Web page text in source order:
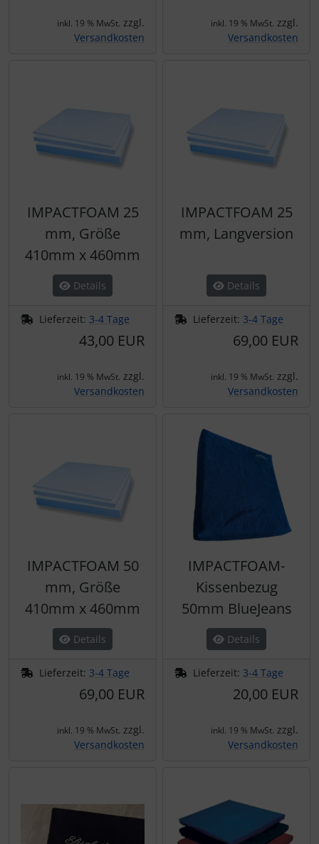
inkl. 19 % MwSt. zzgl.
Versandkosten
inkl. 19 % MwSt. zzgl.
Versandkosten
IMPACTFOAM 25
mm, Größe
410mm x 460mm
Details
Lieferzeit: 3-4 Tage
43,00 EUR
inkl. 19 % MwSt. zzgl.
Versandkosten
IMPACTFOAM 25
mm, Langversion
Details
Lieferzeit: 3-4 Tage
69,00 EUR
inkl. 19 % MwSt. zzgl.
Versandkosten
IMPACTFOAM 50
mm, Größe
410mm x 460mm
Details
Lieferzeit: 3-4 Tage
69,00 EUR
inkl. 19 % MwSt. zzgl.
Versandkosten
IMPACTFOAM-
Kissenbezug
50mm BlueJeans
Details
Lieferzeit: 3-4 Tage
20,00 EUR
inkl. 19 % MwSt. zzgl.
Versandkosten